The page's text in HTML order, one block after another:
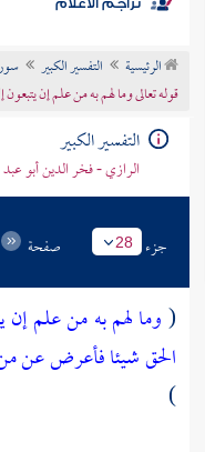
موضوعي
تراجم الأعلام
الرئيسية التفسير الكبير
قوله تعالى وما لهم به من علم إن يتبعون
التفسير الكبير
الرازي - فخر الدين أبو
جزء 28 صفحة
(وما لهم به من علم
الحق شيئافأعرض عن من
)